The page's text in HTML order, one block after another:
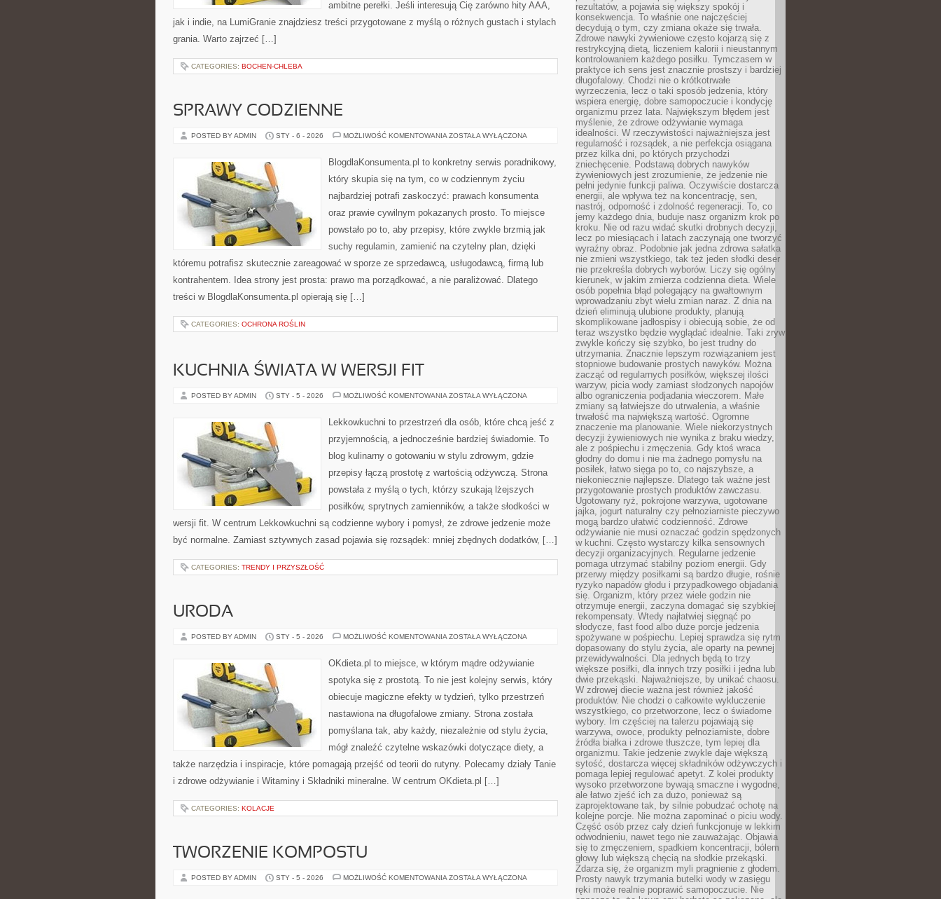
ambitne perełki. Jeśli interesują Cię zarówno hity AAA,
jak i indie, na LumiGranie znajdziesz treści przygotowane z myślą o różnych gustach i stylach
grania. Warto zajrzeć […]
CATEGORIES: BOCHEN-CHLEBA
SPRAWY CODZIENNE
POSTED BY ADMIN STY - 6 - 2026 MOŻLIWOŚĆ KOMENTOWANIA SPRAWY
ZOSTAŁA WYŁĄCZONA
BlogdlaKonsumenta.pl to konkretny serwis poradnikowy,
który skupia się na tym, co w codziennym życiu
najbardziej potrafi zaskoczyć: prawach konsumenta
oraz prawie cywilnym pokazanych prosto. To miejsce
powstało po to, aby przepisy, które zwykle brzmią jak
suchy regulamin, zamienić na czytelny plan, dzięki
któremu potrafisz skutecznie zareagować w sporze ze sprzedawcą, usługodawcą, firmą lub
kontrahentem. Idea strony jest prosta: prawo ma porządkować, a nie paraliżować. Dlatego
treści w BlogdlaKonsumenta.pl opierają się […]
CATEGORIES: OCHRONA ROŚLIN
KUCHNIA ŚWIATA W WERSJI FIT
POSTED BY ADMIN STY - 5 - 2026 MOŻLIWOŚĆ KOMENTOWANIA KUCHNIA
WERSJI
FIT
ZOSTAŁA WYŁĄCZONA
Lekkowkuchni to przestrzeń dla osób, które chcą jeść z
przyjemnością, a jednocześnie bardziej świadomie. To
blog kulinarny o gotowaniu w stylu zdrowym, gdzie
przepisy łączą prostotę z wartością odżywczą. Strona
powstała z myślą o tych, którzy szukają lżejszych
posiłków, sprytnych zamienników, a także słodkości w
wersji fit. W centrum Lekkowkuchni są codzienne wybory i pomysł, że zdrowe jedzenie może
być normalne. Zamiast sztywnych zasad pojawia się rozsądek: mniej zbędnych dodatków, […]
CATEGORIES: TRENDY I PRZYSZŁOŚĆ
URODA
POSTED BY ADMIN STY - 5 - 2026 MOŻLIWOŚĆ KOMENTOWANIA URODA
ZOSTAŁA WYŁĄCZONA
OKdieta.pl to miejsce, w którym mądre odżywianie
spotyka się z prostotą. To nie jest kolejny serwis, który
obiecuje magiczne efekty w tydzień, tylko przestrzeń
nastawiona na długofalowe zmiany. Strona została
pomyślana tak, aby każdy, niezależnie od stylu życia,
mógł znaleźć czytelne wskazówki dotyczące diety, a
także narzędzia i inspiracje, które pomagają przejść od teorii do rutyny. Polecamy działy Tanie
i zdrowe odżywianie i Witaminy i Składniki mineralne. W centrum OKdieta.pl […]
CATEGORIES: KOLACJE
TWORZENIE KOMPOSTU
POSTED BY ADMIN STY - 5 - 2026 MOŻLIWOŚĆ KOMENTOWANIA TWORZENIE
ZOSTAŁA WYŁĄCZONA
rezultatów, a pojawia się większy spokój i
konsekwencja. To właśnie one najczęściej
decydują o tym, czy zmiana okaże się trwała.
Zdrowe nawyki żywieniowe często kojarzą się z
restrykcyjną dietą, liczeniem kalorii i nieustannym
kontrolowaniem każdego posiłku. Tymczasem w
praktyce ich sens jest znacznie prostszy i bardziej
długofalowy. Chodzi nie o krótkotrwałe
wyrzeczenia, lecz o taki sposób jedzenia, który
wspiera energię, dobre samopoczucie i kondycję
organizmu przez lata. Największym błędem jest
myślenie, że zdrowe odżywianie wymaga
idealności. W rzeczywistości najważniejsza jest
regularność i rozsądek, a nie perfekcja osiągana
przez kilka dni, po których przychodzi
zniechęcenie. Podstawą dobrych nawyków
żywieniowych jest zrozumienie, że jedzenie nie
pełni jedynie funkcji paliwa. Oczywiście dostarcza
energii, ale wpływa też na koncentrację, sen,
nastrój, odporność i zdolność regeneracji. To, co
jemy każdego dnia, buduje nasz organizm krok po
kroku. Nie od razu widać skutki drobnych decyzji,
lecz po miesiącach i latach zaczynają one tworzyć
wyraźny obraz. Podobnie jak jedna zdrowa sałatka
nie zmieni wszystkiego, tak też jeden słodki deser
nie przekreśla dobrych wyborów. Liczy się ogólny
kierunek, w jakim zmierza codzienna dieta. Wiele
osób popełnia błąd polegający na gwałtownym
wprowadzaniu zbyt wielu zmian naraz. Z dnia na
dzień eliminują ulubione produkty, planują
skomplikowane jadłospisy i obiecują sobie, że od
teraz wszystko będzie wyglądać idealnie. Taki zryw
zwykle kończy się szybko, bo jest trudny do
utrzymania. Znacznie lepszym rozwiązaniem jest
stopniowe budowanie prostych nawyków. Można
zacząć od regularnych posiłków, większej ilości
warzyw, picia wody zamiast słodzonych napojów
albo ograniczenia podjadania wieczorem. Małe
zmiany są łatwiejsze do utrwalenia, a właśnie
trwałość ma największą wartość. Ogromne
znaczenie ma planowanie. Wiele niekorzystnych
decyzji żywieniowych nie wynika z braku wiedzy,
ale z pośpiechu i zmęczenia. Gdy ktoś wraca
głodny do domu i nie ma żadnego pomysłu na
posiłek, łatwo sięga po to, co najszybsze, a
niekoniecznie najlepsze. Dlatego tak ważne jest
przygotowanie prostych produktów zawczasu.
Ugotowany ryż, pokrojone warzywa, ugotowane
jajka, jogurt naturalny czy pełnoziarniste pieczywo
mogą bardzo ułatwić codzienność. Zdrowe
odżywianie nie musi oznaczać godzin spędzonych
w kuchni. Często wystarczy kilka sensownych
decyzji organizacyjnych. Regularne jedzenie
pomaga utrzymać stabilny poziom energii. Gdy
przerwy między posiłkami są bardzo długie, rośnie
ryzyko napadów głodu i przypadkowego objadania
się. Organizm, który przez wiele godzin nie
otrzymuje energii, zaczyna domagać się szybkiej
rekompensaty. Wtedy najłatwiej sięgnąć po
słodycze, fast food albo duże porcje jedzenia
spożywane w pośpiechu. Lepiej sprawdza się rytm
dopasowany do stylu życia, ale oparty na pewnej
przewidywalności. Dla jednych będą to trzy
większe posiłki, dla innych trzy posiłki i jedna lub
dwie przekąski. Najważniejsze, by unikać chaosu.
W zdrowej diecie ważna jest również jakość
produktów. Nie chodzi o całkowite wykluczenie
wszystkiego, co przetworzone, lecz o świadome
wybory. Im częściej na talerzu pojawiają się
warzywa, owoce, produkty pełnoziarniste, dobre
źródła białka i zdrowe tłuszcze, tym lepiej dla
organizmu. Takie jedzenie zwykle daje większą
sytość, dostarcza więcej składników odżywczych i
pomaga lepiej regulować apetyt. Z kolei produkty
wysoko przetworzone bywają smaczne i wygodne,
ale łatwo zjeść ich za dużo, ponieważ są
zaprojektowane tak, by silnie pobudzać ochotę na
kolejne porcje. Nie można zapominać o piciu wody.
Część osób przez cały dzień funkcjonuje w lekkim
odwodnieniu, nawet tego nie zauważając. Objawia
się to zmęczeniem, spadkiem koncentracji, bólem
głowy lub większą chęcią na słodkie przekąski.
Zdarza się, że organizm myli pragnienie z głodem.
Prosty nawyk trzymania butelki wody w zasięgu
ręki może realnie poprawić samopoczucie. Nie